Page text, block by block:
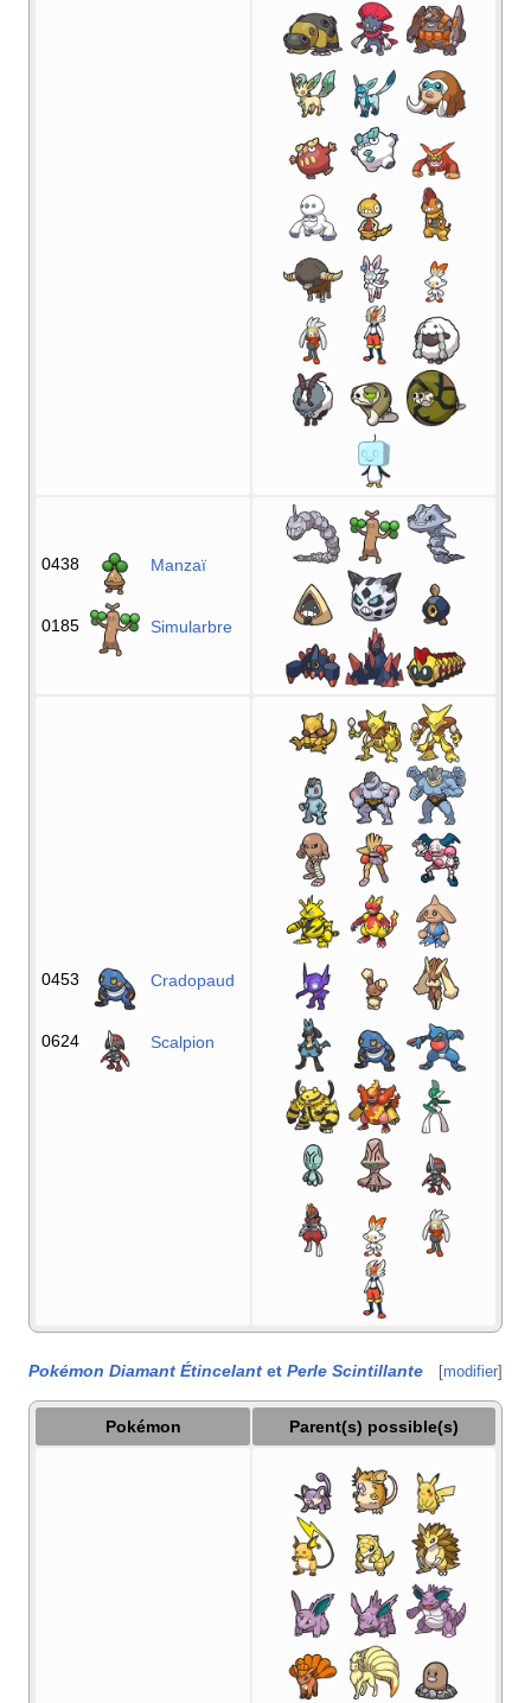
0438 Manzaï
0185 Simularbre
0453 Cradopaud
0624 Scalpion
Pokémon Diamant Étincelant et Perle Scintillante [modifier]
Pokémon Parent(s) possible(s)